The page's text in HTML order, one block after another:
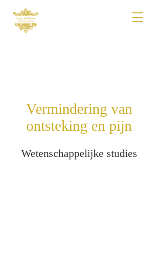
Vermindering van
ontsteking en pijn
Wetenschappelijke studies